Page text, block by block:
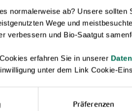
normalerweise ab? Unsere
Wege und
verbessern und Bio-Saatgut
erfahren Sie in unserer
unter dem Link Cookie-
Präferenzen
Neuheiten &